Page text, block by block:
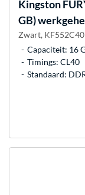
Kingston
GB)
Zwart,
Capaciteit: 16
Timings: CL40
Standaard: